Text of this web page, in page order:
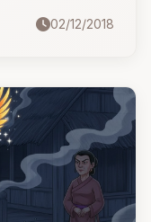
02/12/2018